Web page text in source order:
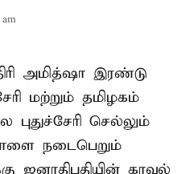
அமித்ஷா இரண்டு
மற்றும் தமிழகம்
புதுச்சேரி செல்லும்
நடைபெறும்
ஜனாதிபதியின் காவல்